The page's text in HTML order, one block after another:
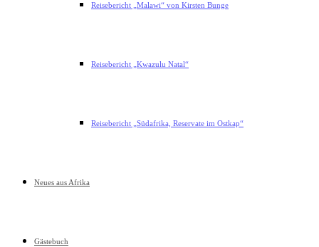
Reisebericht „Malawi“ von Kirsten Bunge
Reisebericht „Kwazulu Natal“
Reisebericht „Südafrika, Reservate im Ostkap“
Neues aus Afrika
Gästebuch